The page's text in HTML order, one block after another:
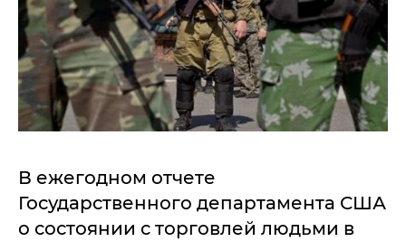
В ежегодном отчете
Государственного департамента США
о состоянии с торговлей людьми в